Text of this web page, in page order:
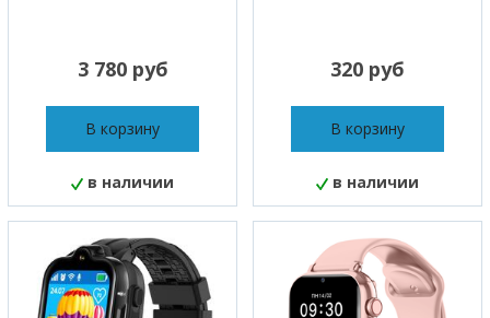
3 780 руб
В корзину
в наличии
320 руб
В корзину
в наличии